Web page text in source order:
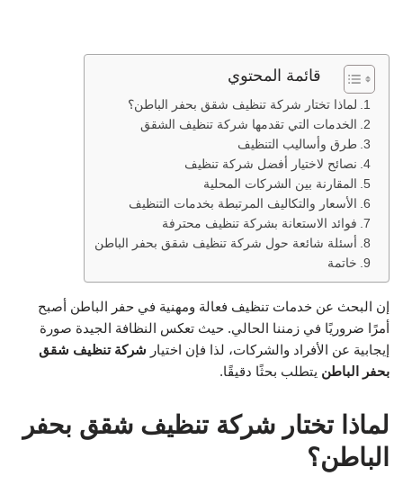
قائمة المحتوي
لماذا تختار شركة تنظيف شقق بحفر الباطن؟
الخدمات التي تقدمها شركة تنظيف الشقق
طرق وأساليب التنظيف
نصائح لاختيار أفضل شركة تنظيف
المقارنة بين الشركات المحلية
الأسعار والتكاليف المرتبطة بخدمات التنظيف
فوائد الاستعانة بشركة تنظيف محترفة
أسئلة شائعة حول شركة تنظيف شقق بحفر الباطن
خاتمة
إن البحث عن خدمات تنظيف فعالة ومهنية في حفر الباطن أصبح
أمرًا ضروريًا في زمننا الحالي. حيث تعكس النظافة الجيدة صورة
إيجابية عن الأفراد والشركات، لذا فإن اختيار شركة تنظيف شقق
بحفر الباطن يتطلب بحثًا دقيقًا.
لماذا تختار شركة تنظيف شقق بحفر
الباطن؟